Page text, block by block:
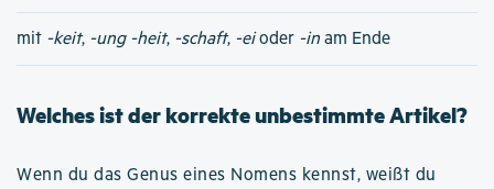
mit -keit, -ung -heit, -schaft, -eioder -in am Ende
Welches ist der korrekte unbestimmte Artikel?
Wenn du das Genus eines Nomens kennst, weißt du